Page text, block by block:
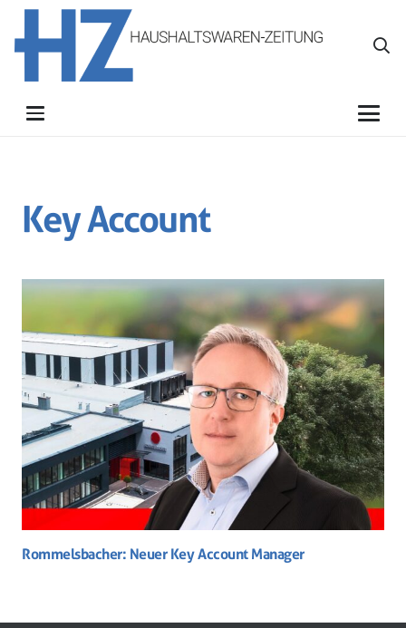
Key Account
Rommelsbacher: Neuer Key Account Manager